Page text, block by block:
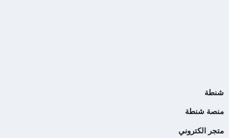
شنطة
منصة شنطة
متجر الكتروني